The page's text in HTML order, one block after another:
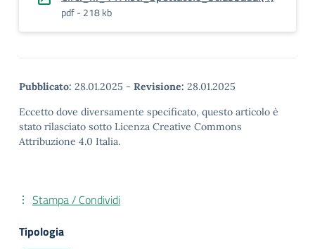
pdf - 218 kb
Pubblicato: 28.01.2025 - Revisione: 28.01.2025
Eccetto dove diversamente specificato, questo articolo è
stato rilasciato sotto Licenza Creative Commons
Attribuzione 4.0 Italia.
Stampa / Condividi
Tipologia